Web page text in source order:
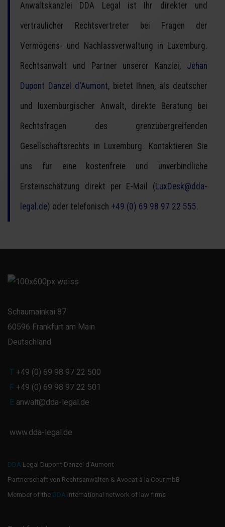
Anwaltskanzlei DDA Legal ist Ihr direkter und
vertraulicher Rechtsvertreter bei Fragen der
Vermögens- und Nachlassverwaltung in Luxemburg.
Rechtsanwalt und Partner unserer Kanzlei, Jehan
Dupont Danzel d'Aumont, bietet Ihnen, als deutscher
und luxemburgischer Anwalt, direkte Beratung bei
Rechtsfragen des grenzübergreifenden
Gesellschaftsrechts in Luxemburg. Kontaktieren Sie
uns für eine kostenfreie und unverbindliche
Ersteinschätzung direkt per E-Mail (LuxDesk@dda-
legal.de) oder telefonisch +49 (0) 69 98 97 22 555.
Schaumainkai 87
60596 Frankfurt am Main
Deutschland
T +49 (0) 69 98 97 22 500
F +49 (0) 69 98 97 22 501
E anwalt@dda-legal.de
www.dda-legal.de
DDA Legal Dupont Danzel d’Aumont
Partnerschaft von Rechtsanwälten & Avocat à la Cour mbB
Member of the DDA international network of law firms